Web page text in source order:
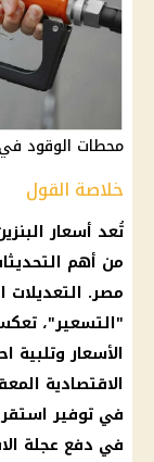
محطات الوقود
خلاصة القول
تُعد أسعار
من أهم
مصر. التعديلات
"التسعير"،
الأسعار وتلبية
الاقتصادية
في توفير
في دفع عجلة